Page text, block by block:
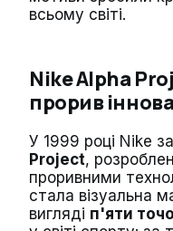
всьому світі.
Nike Alpha
прорив
У 1999 році Nike
Project,
проривними
стала візуальна
вигляді п'яти